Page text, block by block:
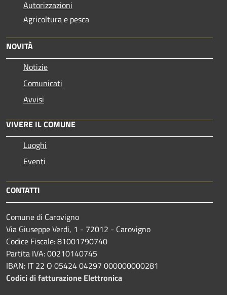
Autorizzazioni
Agricoltura e pesca
NOVITÀ
Notizie
Comunicati
Avvisi
VIVERE IL COMUNE
Luoghi
Eventi
CONTATTI
Comune di Carovigno
Via Giuseppe Verdi, 1 - 72012 - Carovigno
Codice Fiscale: 81001790740
Partita IVA: 00210140745
IBAN: IT 22 O 05424 04297 000000000281
Codici di fatturazione Elettronica